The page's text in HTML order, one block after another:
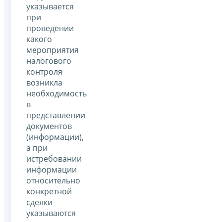
указывается
при
проведении
какого
мероприятия
налогового
контроля
возникла
необходимость
в
представлении
документов
(информации),
а при
истребовании
информации
относительно
конкретной
сделки
указываются